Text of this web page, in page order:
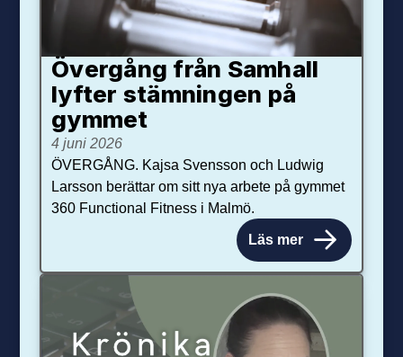
Övergång från Samhall
lyfter stämningen på
gymmet
4 juni 2026
ÖVERGÅNG. Kajsa Svensson och Ludwig
Larsson berättar om sitt nya arbete på gymmet
360 Functional Fitness i Malmö.
Läs mer